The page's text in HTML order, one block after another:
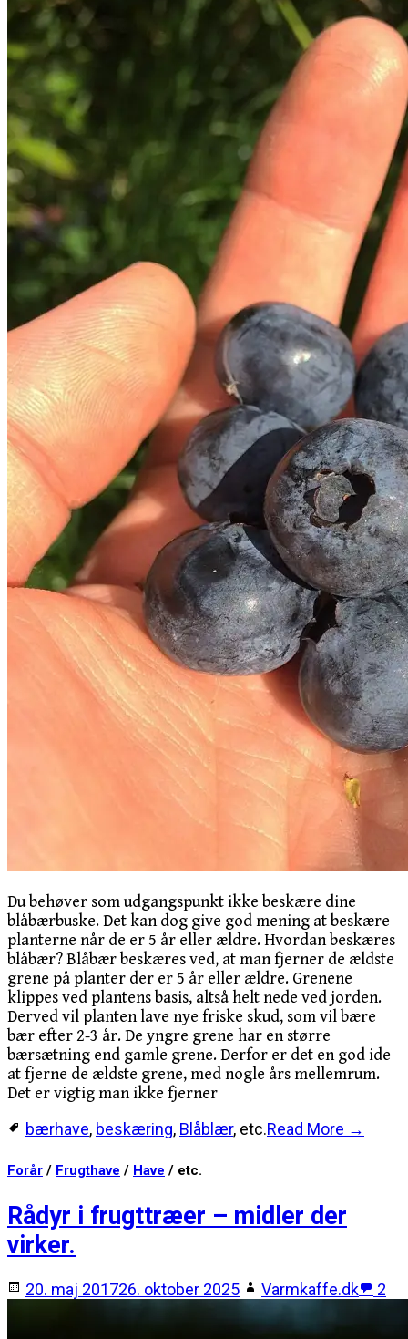
Du behøver som udgangspunkt ikke beskære dine
blåbærbuske. Det kan dog give god mening at beskære
planterne når de er 5 år eller ældre. Hvordan beskæres
blåbær? Blåbær beskæres ved, at man fjerner de ældste
grene på planter der er 5 år eller ældre. Grenene
klippes ved plantens basis, altså helt nede ved jorden.
Derved vil planten lave nye friske skud, som vil bære
bær efter 2-3 år. De yngre grene har en større
bærsætning end gamle grene. Derfor er det en god ide
at fjerne de ældste grene, med nogle års mellemrum.
Det er vigtig man ikke fjerner
bærhave, beskæring, Blåblær, etc.Read More →
Forår / Frugthave / Have / etc.
Rådyr i frugttræer – midler der
virker.
20. maj 201726. oktober 2025 Varmkaffe.dk 2